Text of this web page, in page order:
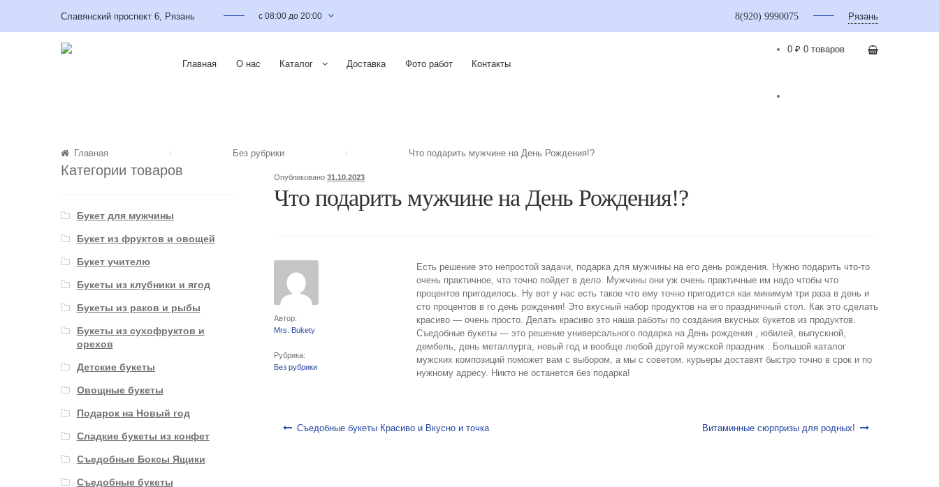
Славянский проспект 6, Рязань с 08:00 до 20:00 8(920) 9990075 Рязань
Главная О нас Каталог Доставка Фото работ Контакты
0 ₽ 0 товаров
Главная Без рубрики Что подарить мужчине на День Рождения!?
Опубликовано31.10.2023
Что подарить мужчине на День Рождения!?
Автор:
Mrs. Bukety
Рубрика:
Без рубрики
Есть решение это непростой задачи, подарка для мужчины на его день рождения. Нужно подарить что-то
очень практичное, что точно пойдет в дело. Мужчины они уж очень практичные им надо чтобы что
процентов пригодилось. Ну вот у нас есть такое что ему точно пригодится как минимум три раза в день и
сто процентов в го день рождения! Это вкусный набор продуктов на его праздничный стол. Как это сделать
красиво — очень просто. Делать красиво это наша работы по создания вкусных букетов из продуктов.
Съедобные букеты — это решение универсального подарка на День рождения , юбилей, выпускной,
дембель, день металлурга, новый год и вообще любой другой мужской праздник . Большой каталог
мужских композиций поможет вам с выбором, а мы с советом. курьеры доставят быстро точно в срок и по
нужному адресу. Никто не останется без подарка!
Навигация по записям
Съедобные букеты Красиво и Вкусно и точка Витаминные сюрпризы для родных!
Категории товаров
Букет для мужчины
Букет из фруктов и овощей
Букет учителю
Букеты из клубники и ягод
Букеты из раков и рыбы
Букеты из сухофруктов и
орехов
Детские букеты
Овощные букеты
Подарок на Новый год
Сладкие букеты из конфет
Съедобные Боксы Ящики
Съедобные букеты